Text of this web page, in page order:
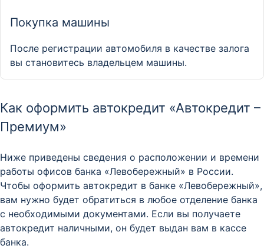
Покупка машины
После регистрации автомобиля в качестве залога
вы становитесь владельцем машины.
Как оформить автокредит «Автокредит –
Премиум»
Ниже приведены сведения о расположении и времени
работы офисов банка «Левобережный» в России.
Чтобы оформить автокредит в банке «Левобережный»,
вам нужно будет обратиться в любое отделение банка
с необходимыми документами. Если вы получаете
автокредит наличными, он будет выдан вам в кассе
банка.